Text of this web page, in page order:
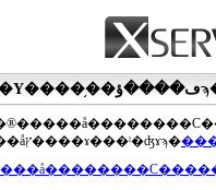
���åץ����ɤ���ˡ�ʤɤϡ�